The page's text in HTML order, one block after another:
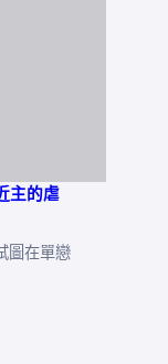
主的虐
圖在單戀